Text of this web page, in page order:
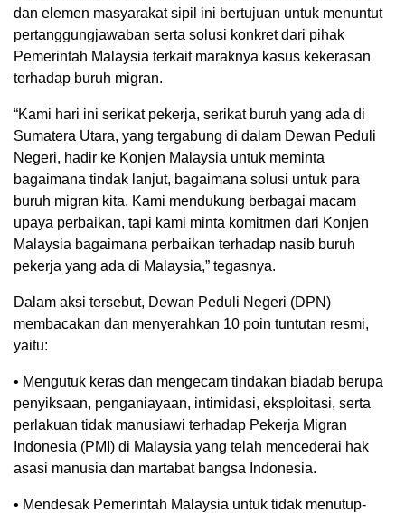
dan elemen masyarakat sipil ini bertujuan untuk menuntut
pertanggungjawaban serta solusi konkret dari pihak
Pemerintah Malaysia terkait maraknya kasus kekerasan
terhadap buruh migran.
“Kami hari ini serikat pekerja, serikat buruh yang ada di
Sumatera Utara, yang tergabung di dalam Dewan Peduli
Negeri, hadir ke Konjen Malaysia untuk meminta
bagaimana tindak lanjut, bagaimana solusi untuk para
buruh migran kita. Kami mendukung berbagai macam
upaya perbaikan, tapi kami minta komitmen dari Konjen
Malaysia bagaimana perbaikan terhadap nasib buruh
pekerja yang ada di Malaysia,” tegasnya.
Dalam aksi tersebut, Dewan Peduli Negeri (DPN)
membacakan dan menyerahkan 10 poin tuntutan resmi,
yaitu:
• Mengutuk keras dan mengecam tindakan biadab berupa
penyiksaan, penganiayaan, intimidasi, eksploitasi, serta
perlakuan tidak manusiawi terhadap Pekerja Migran
Indonesia (PMI) di Malaysia yang telah mencederai hak
asasi manusia dan martabat bangsa Indonesia.
• Mendesak Pemerintah Malaysia untuk tidak menutup-